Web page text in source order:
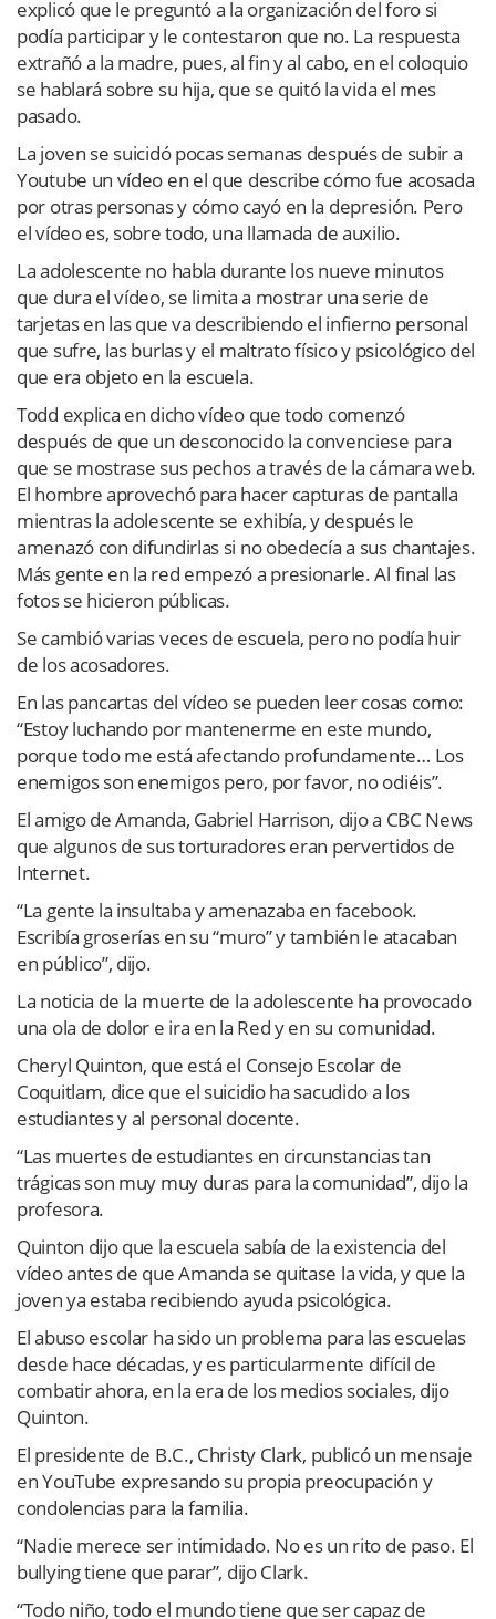
explicó que le preguntó a la organización del foro si
podía participar y le contestaron que no. La respuesta
extrañó a la madre, pues, al fin y al cabo, en el coloquio
se hablará sobre su hija, que se quitó la vida el mes
pasado.
La joven se suicidó pocas semanas después de subir a
Youtube un vídeo en el que describe cómo fue acosada
por otras personas y cómo cayó en la depresión. Pero
el vídeo es, sobre todo, una llamada de auxilio.
La adolescente no habla durante los nueve minutos
que dura el vídeo, se limita a mostrar una serie de
tarjetas en las que va describiendo el infierno personal
que sufre, las burlas y el maltrato físico y psicológico del
que era objeto en la escuela.
Todd explica en dicho vídeo que todo comenzó
después de que un desconocido la convenciese para
que se mostrase sus pechos a través de la cámara web.
El hombre aprovechó para hacer capturas de pantalla
mientras la adolescente se exhibía, y después le
amenazó con difundirlas si no obedecía a sus chantajes.
Más gente en la red empezó a presionarle. Al final las
fotos se hicieron públicas.
Se cambió varias veces de escuela, pero no podía huir
de los acosadores.
En las pancartas del vídeo se pueden leer cosas como:
“Estoy luchando por mantenerme en este mundo,
porque todo me está afectando profundamente… Los
enemigos son enemigos pero, por favor, no odiéis”.
El amigo de Amanda, Gabriel Harrison, dijo a CBC News
que algunos de sus torturadores eran pervertidos de
Internet.
“La gente la insultaba y amenazaba en facebook.
Escribía groserías en su “muro” y también le atacaban
en público”, dijo.
La noticia de la muerte de la adolescente ha provocado
una ola de dolor e ira en la Red y en su comunidad.
Cheryl Quinton, que está el Consejo Escolar de
Coquitlam, dice que el suicidio ha sacudido a los
estudiantes y al personal docente.
“Las muertes de estudiantes en circunstancias tan
trágicas son muy muy duras para la comunidad”, dijo la
profesora.
Quinton dijo que la escuela sabía de la existencia del
vídeo antes de que Amanda se quitase la vida, y que la
joven ya estaba recibiendo ayuda psicológica.
El abuso escolar ha sido un problema para las escuelas
desde hace décadas, y es particularmente difícil de
combatir ahora, en la era de los medios sociales, dijo
Quinton.
El presidente de B.C., Christy Clark, publicó un mensaje
en YouTube expresando su propia preocupación y
condolencias para la familia.
“Nadie merece ser intimidado. No es un rito de paso. El
bullying tiene que parar”, dijo Clark.
“Todo niño, todo el mundo tiene que ser capaz de